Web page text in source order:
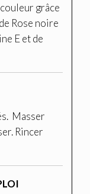
grâce
Rose noire
E et de
Masser
Rincer